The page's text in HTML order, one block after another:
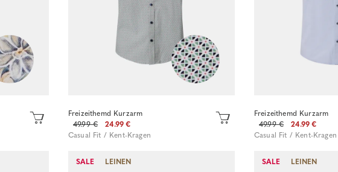
Freizeithemd Kurzarm
49.99 €
24.99 €
Casual Fit / Kent-Kragen
Freizeithemd Kurzarm
49.99 €
24.99 €
Casual Fit / Kent-Kragen
SALE LEINEN SALE LEINEN